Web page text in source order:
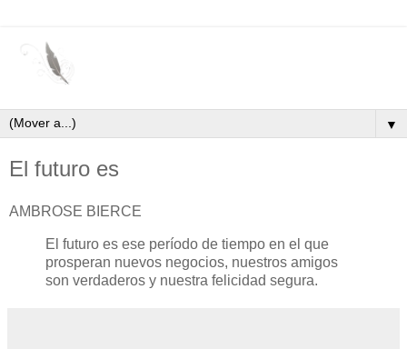
▼
El futuro es
AMBROSE BIERCE
El futuro es ese período de tiempo en el que
prosperan nuevos negocios, nuestros amigos
son verdaderos y nuestra felicidad segura.